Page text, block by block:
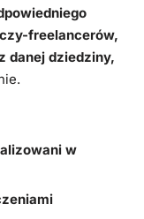
freelancerów,
danej dziedziny,
w